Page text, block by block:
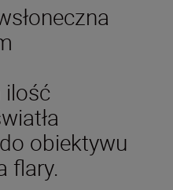
ilość
obiektywu
flary.